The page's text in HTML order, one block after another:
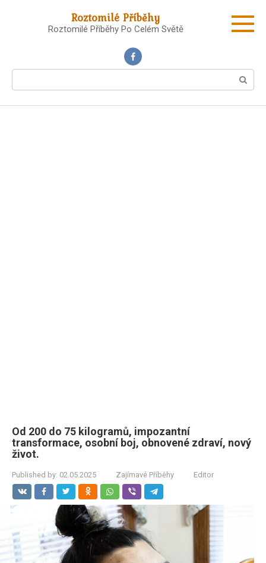
Roztomilé Příběhy
Roztomilé Příběhy Po Celém Světě
Od 200 do 75 kilogramů, impozantní
transformace, osobní boj, obnovené zdraví, nový
život.
Published by: 02.05.2025 Zajímavé Příběhy Editor